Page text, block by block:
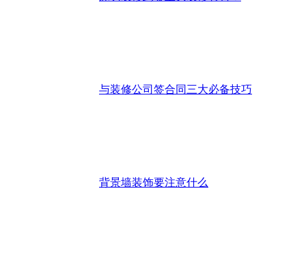
与装修公司签合同三大必备技巧
背景墙装饰要注意什么